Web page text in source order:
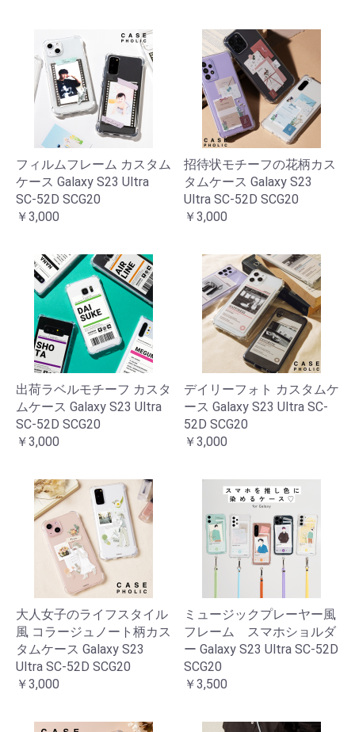
フィルムフレーム カスタム
ケース Galaxy S23 Ultra
SC-52D SCG20
￥3,000
招待状モチーフの花柄カス
タムケース Galaxy S23
Ultra SC-52D SCG20
￥3,000
出荷ラベルモチーフ カスタ
ムケース Galaxy S23 Ultra
SC-52D SCG20
￥3,000
デイリーフォト カスタムケ
ース Galaxy S23 Ultra SC-
52D SCG20
￥3,000
大人女子のライフスタイル
風 コラージュノート柄カス
タムケース Galaxy S23
Ultra SC-52D SCG20
￥3,000
ミュージックプレーヤー風
フレーム スマホショルダ
ー Galaxy S23 Ultra SC-52D
SCG20
￥3,500